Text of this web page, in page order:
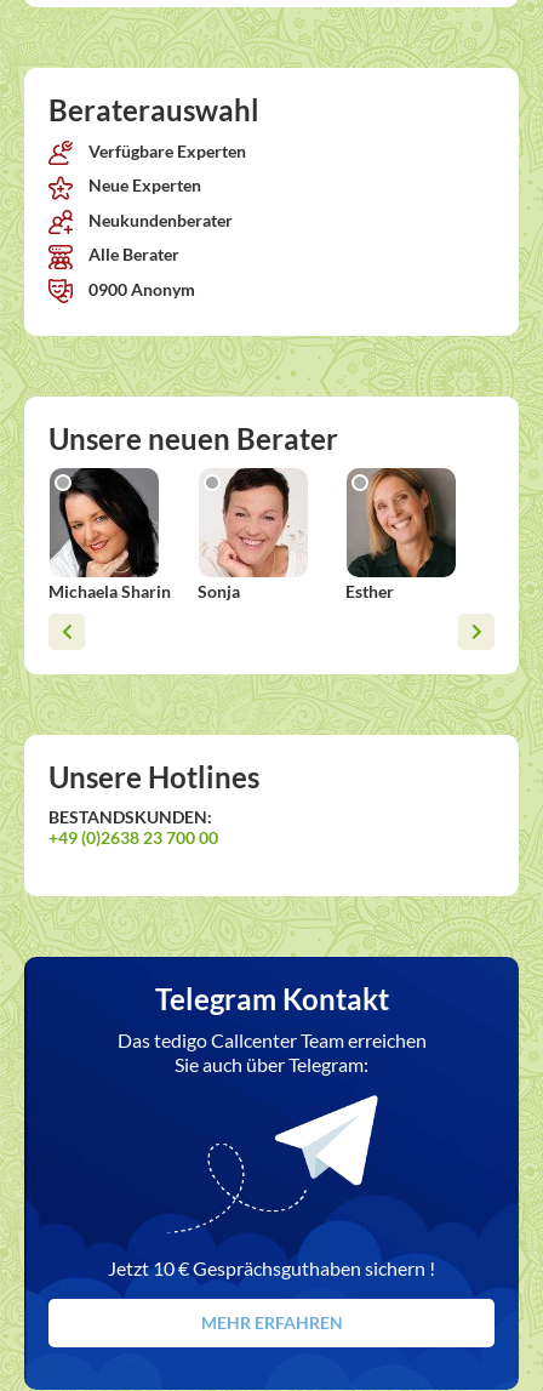
Beraterauswahl
Verfügbare Experten
Neue Experten
Neukundenberater
Alle Berater
0900 Anonym
Unsere neuen Berater
Michaela Sharin Sonja Esther Anja
Unsere Hotlines
BESTANDSKUNDEN:
+49 (0)2638 23 700 00
Telegram Kontakt
Das tedigo Callcenter Team erreichen
Sie auch über Telegram:
Jetzt 10 € Gesprächsguthaben sichern !
MEHR ERFAHREN